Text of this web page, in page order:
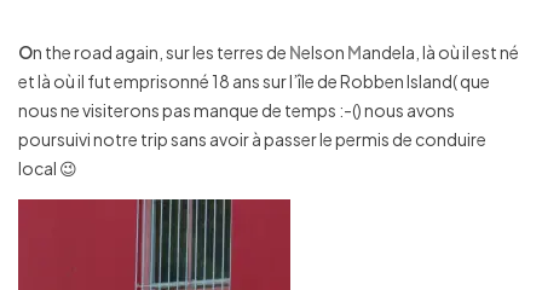
On the road again, sur les terres de Nelson Mandela, là où il est né
et là où il fut emprisonné 18 ans sur l’île de Robben Island( que
nous ne visiterons pas manque de temps :-() nous avons
poursuivi notre trip sans avoir à passer le permis de conduire
local 😉